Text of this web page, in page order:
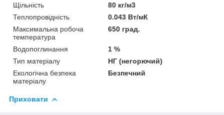
Щільність
80 кг/м3
Теплопровідність
0.043 Вт/мК
Максимальна робоча
температура
650 град.
Водопоглинання
1 %
Тип матеріалу
НГ (негорючий)
Екологічна безпека
матеріалу
Безпечний
Приховати